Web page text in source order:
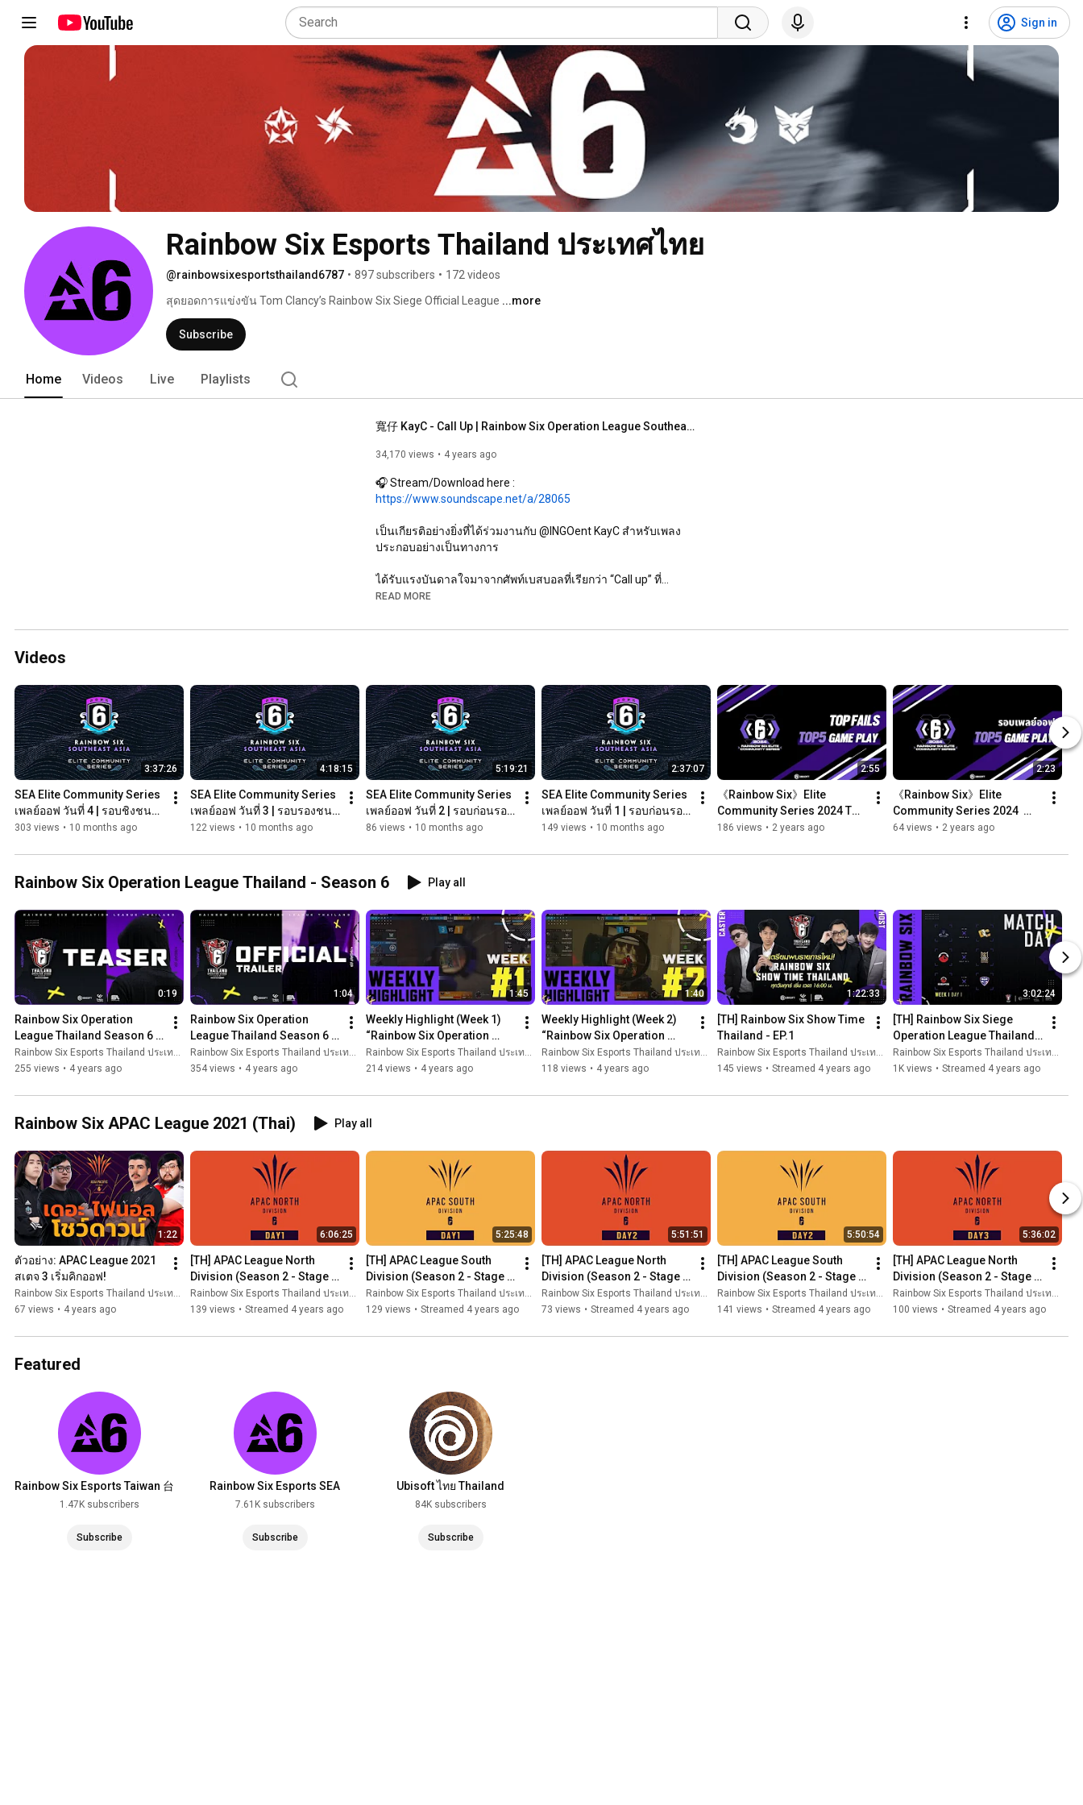
Sign in
Rainbow Six Esports Thailand ประเทศไทย
@rainbowsixesportsthailand6787 • 897 subscribers • 172 videos
สุดยอดการแข่งขัน Tom Clancy’s Rainbow Six Siege Official League ...more
Subscribe
Home Videos Live Playlists
寬仔 KayC - Call Up | Rainbow Six Operation League Southeast Asia [Theme Song] (Official Music Video)
34,170 views 4 years ago
https://www.soundscape.net/a/28065
เป็นเกียรติอย่างยิ่งที่ได้ร่วมงานกับ @INGOent KayC สำหรับเพลง
ประกอบอย่างเป็นทางการ
ได้รับแรงบันดาลใจมาจากศัพท์เบสบอลที่เรียกว่า “Call up” ที่
หมายความถึงผู้เล่นไมเนอร์ลีกที่ก้าวข้ามผ่านอุปสรรคต่าง ๆ จนได้
กระหายที่จะเก็บคะแนนให้มากที่สุดเท่าที่จะทำได้ในการเจอกับผู้
เล่นจากทั่วโลก และนี่คือนิยามของคำศัพท์ “Call up” และจะไม่มีสิ่ง
ใดที่จะสามารถหยุดเหล่าผู้เล่นจากการก้าวข้ามความยากลำบากที่
เขาเจอได้
มันคือโอกาสที่จะพิสูจน์ให้คนที่ดูถูกเราได้เห็น และโอกาสที่จะให้คำ
ตอบกับเพื่อนและครอบครัว จงปฏิบัติต่อตัวเองในฐานะมือใหม่ที่เพิ่ง
เดบิวต์และอย่าหยุดจนกว่าคุณจะได้รับชัยชนะ.
Composed by：寬仔 KayC
Stay down til I come up
It’s the First page
About to shake the world up
Just like an earthquake
Still follow my dreams
Even in the worst way
Still doing my thang
No break in my birthday
Take a long way home had to lean on myself
They tried to swallow me whole
Jump so high it’s not about the cushion in the max
Praying to the sky even almost getting sick
I am who I am even though came from the streets
If you want some beef
That would turned me to a beast
Before getting called up
I need to get called out
Stuck in the cage tryna’ find my way to broke out
Got a whole lot to prove now just need to ball out
One day all my shows all my tickets will be sold out
Hustle paid the price so we don’t stop
Keep my head up still going on my way
Call my own shots until I’m breaking
Get a move on until I make it
Ready for the ride
Ready for the fight
They said I move too quick
No time I got no time
READ MORE
Videos
3:37:26
SEA Elite Community Series
เพลย์ออฟ วันที่ 4 | รอบชิงชนะ
เลิศ
303 views • 10 months ago
4:18:15
SEA Elite Community Series
เพลย์ออฟ วันที่ 3 | รอบรองชนะ
เลิศ คู่ที่ 1 และ 2
122 views • 10 months ago
5:19:21
SEA Elite Community Series
เพลย์ออฟ วันที่ 2 | รอบก่อนรอง
ชนะเลิศ คู่ที่ 3 และ 4
86 views • 10 months ago
2:37:07
SEA Elite Community Series
เพลย์ออฟ วันที่ 1 | รอบก่อนรอง
ชนะเลิศ คู่ที่ 1
149 views • 10 months ago
2:55
《Rainbow Six》Elite
Community Series 2024 TOP
FAILS
186 views • 2 years ago
2:23
《Rainbow Six》Elite
Community Series 2024
TOP 5 Highlights Play-Offs
64 views • 2 years ago
Rainbow Six Operation League Thailand - Season 6 Play all
0:19
Rainbow Six Operation
League Thailand Season 6
Teaser
Rainbow Six Esports Thailand ประเทศไทย
255 views • 4 years ago
1:04
Rainbow Six Operation
League Thailand Season 6 |
Official Trailer
Rainbow Six Esports Thailand ประเทศไทย
354 views • 4 years ago
1:45
Weekly Highlight (Week 1)
“Rainbow Six Operation
League  Thailand Season 6”
Rainbow Six Esports Thailand ประเทศไทย
214 views • 4 years ago
1:40
Weekly Highlight (Week 2)
“Rainbow Six Operation
League Thailand Season 6”
Rainbow Six Esports Thailand ประเทศไทย
118 views • 4 years ago
1:22:33
[TH] Rainbow Six Show Time
Thailand - EP.1
Rainbow Six Esports Thailand ประเทศไทย
145 views • Streamed 4 years ago
3:02:24
[TH] Rainbow Six Siege
Operation League Thailand
Season 6 Day 1
Rainbow Six Esports Thailand ประเทศไทย
1K views • Streamed 4 years ago
Rainbow Six APAC League 2021 (Thai) Play all
1:22
ตัวอย่าง: APAC League 2021
สเตจ 3 เริ่มคิกออฟ!
Rainbow Six Esports Thailand ประเทศไทย
67 views • 4 years ago
6:06:25
[TH] APAC League North
Division (Season 2 - Stage
3) - Playday #1
Rainbow Six Esports Thailand ประเทศไทย
139 views • Streamed 4 years ago
5:25:48
[TH] APAC League South
Division (Season 2 - Stage
3) - Playday #1
Rainbow Six Esports Thailand ประเทศไทย
129 views • Streamed 4 years ago
5:51:51
[TH] APAC League North
Division (Season 2 - Stage
3) - Playday #2
Rainbow Six Esports Thailand ประเทศไทย
73 views • Streamed 4 years ago
5:50:54
[TH] APAC League South
Division (Season 2 - Stage
3) - Playday #2
Rainbow Six Esports Thailand ประเทศไทย
141 views • Streamed 4 years ago
5:36:02
[TH] APAC League North
Division (Season 2 - Stage
3) - Playday #3
Rainbow Six Esports Thailand ประเทศไทย
100 views • Streamed 4 years ago
Featured
Rainbow Six Esports Taiwan 台
1.47K subscribers
Subscribe
Rainbow Six Esports SEA
7.61K subscribers
Subscribe
Ubisoft ไทย Thailand
84K subscribers
Subscribe